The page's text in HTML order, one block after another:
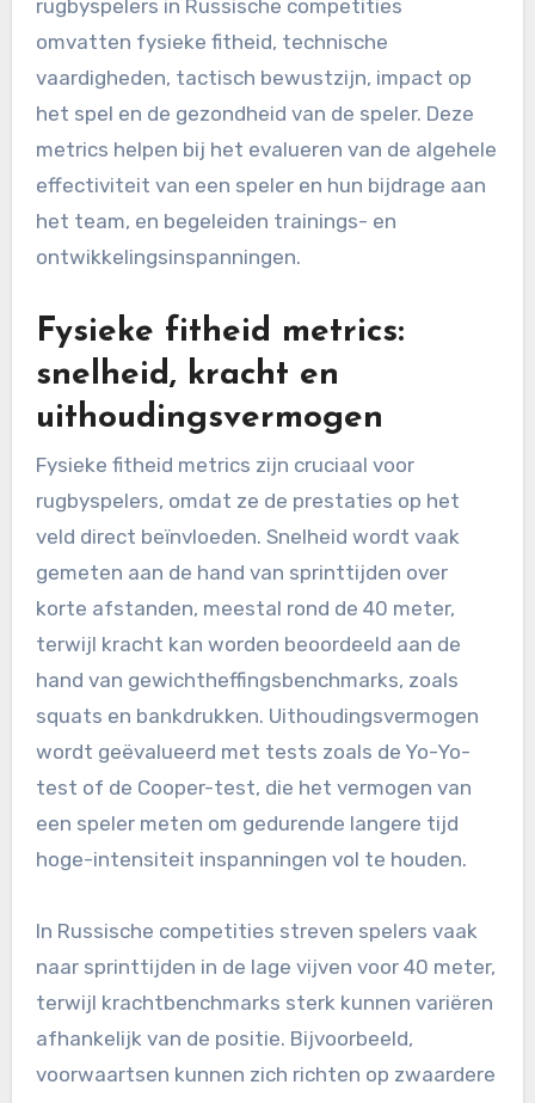
rugbyspelers in Russische competities
omvatten fysieke fitheid, technische
vaardigheden, tactisch bewustzijn, impact op
het spel en de gezondheid van de speler. Deze
metrics helpen bij het evalueren van de algehele
effectiviteit van een speler en hun bijdrage aan
het team, en begeleiden trainings- en
ontwikkelingsinspanningen.
Fysieke fitheid metrics:
snelheid, kracht en
uithoudingsvermogen
Fysieke fitheid metrics zijn cruciaal voor
rugbyspelers, omdat ze de prestaties op het
veld direct beïnvloeden. Snelheid wordt vaak
gemeten aan de hand van sprinttijden over
korte afstanden, meestal rond de 40 meter,
terwijl kracht kan worden beoordeeld aan de
hand van gewichtheffingsbenchmarks, zoals
squats en bankdrukken. Uithoudingsvermogen
wordt geëvalueerd met tests zoals de Yo-Yo-
test of de Cooper-test, die het vermogen van
een speler meten om gedurende langere tijd
hoge-intensiteit inspanningen vol te houden.
In Russische competities streven spelers vaak
naar sprinttijden in de lage vijven voor 40 meter,
terwijl krachtbenchmarks sterk kunnen variëren
afhankelijk van de positie. Bijvoorbeeld,
voorwaartsen kunnen zich richten op zwaardere